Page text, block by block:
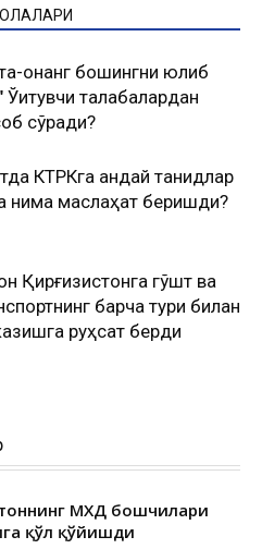
онанг бошингни юлиб
талабалардан
сўради?
КТРКга қандай танқидлар
нима маслаҳат беришди?
Қирғизистонга гўшт ва
барча тури билан
руҳсат берди
МХДҚ бошчилари
қўл қўйишди